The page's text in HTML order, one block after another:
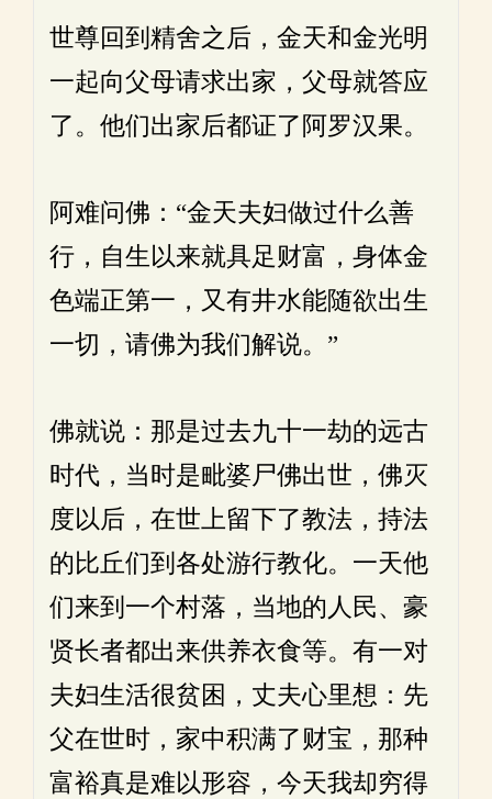
世尊回到精舍之后，金天和金光明
一起向父母请求出家，父母就答应
了。他们出家后都证了阿罗汉果。
阿难问佛：“金天夫妇做过什么善
行，自生以来就具足财富，身体金
色端正第一，又有井水能随欲出生
一切，请佛为我们解说。”
佛就说：那是过去九十一劫的远古
时代，当时是毗婆尸佛出世，佛灭
度以后，在世上留下了教法，持法
的比丘们到各处游行教化。一天他
们来到一个村落，当地的人民、豪
贤长者都出来供养衣食等。有一对
夫妇生活很贫困，丈夫心里想：先
父在世时，家中积满了财宝，那种
富裕真是难以形容，今天我却穷得